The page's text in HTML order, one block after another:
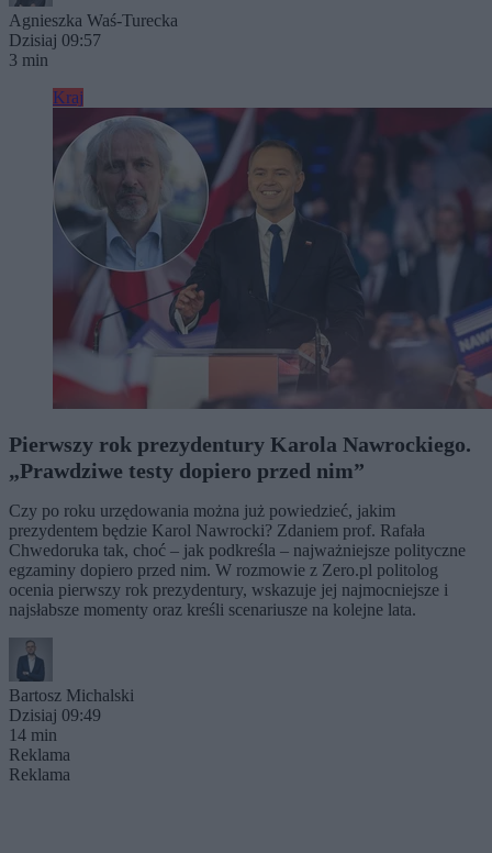
Agnieszka Waś-Turecka
Dzisiaj 09:57
3 min
Kraj
Pierwszy rok prezydentury Karola Nawrockiego.
„Prawdziwe testy dopiero przed nim”
Czy po roku urzędowania można już powiedzieć, jakim
prezydentem będzie Karol Nawrocki? Zdaniem prof. Rafała
Chwedoruka tak, choć – jak podkreśla – najważniejsze polityczne
egzaminy dopiero przed nim. W rozmowie z Zero.pl politolog
ocenia pierwszy rok prezydentury, wskazuje jej najmocniejsze i
najsłabsze momenty oraz kreśli scenariusze na kolejne lata.
Bartosz Michalski
Dzisiaj 09:49
14 min
Reklama
Reklama